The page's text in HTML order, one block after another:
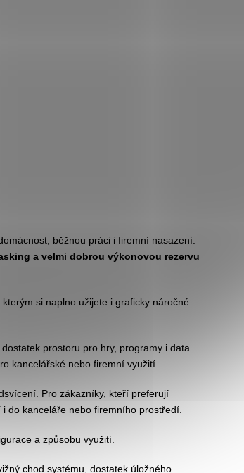
běžnou práci i firemní nasazení.
a velmi dobrou výkonovou rezervu
si naplno užijete i graficky náročné
prostoru pro hry, programy i data.
kancelářské nebo firemní využití.
Pro zákazníky, kteří preferují
do kanceláře nebo firemního prostředí.
a způsobu využití.
chod systému, dostatek úložného